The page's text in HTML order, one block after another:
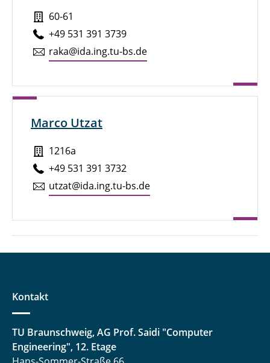
60-61
+49 531 391 3739
raka@ida.ing.tu-bs.de
Marco Utzat
1216a
+49 531 391 3732
utzat@ida.ing.tu-bs.de
Kontakt
TU Braunschweig, AG Prof. Saidi "Computer
Engineering", 12. Etage